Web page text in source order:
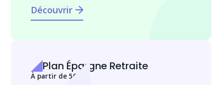
Découvrir
Plan Épargne Retraite
À partir de 500 €